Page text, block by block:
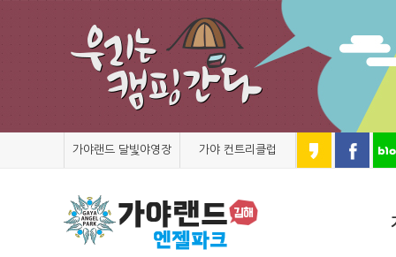
가야랜드 달빛야영장 가야 컨트리클럽